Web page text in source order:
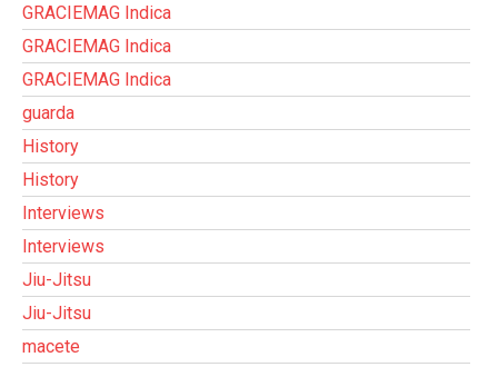
GRACIEMAG Indica
GRACIEMAG Indica
GRACIEMAG Indica
guarda
History
History
Interviews
Interviews
Jiu-Jitsu
Jiu-Jitsu
macete